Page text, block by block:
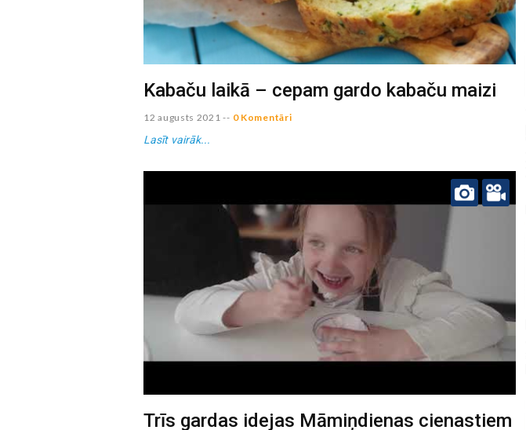
Kabaču laikā – cepam gardo kabaču maizi
12 augusts 2021 -- 0 Komentāri
Lasīt vairāk...
Trīs gardas idejas Māmiņdienas cienastiem